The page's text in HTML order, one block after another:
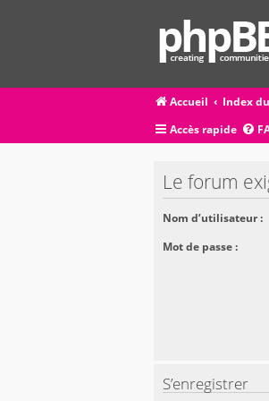
Accueil
Index
Accès rapide
Le forum
Nom d’utilisateur :
Mot de passe :
S’enregistrer